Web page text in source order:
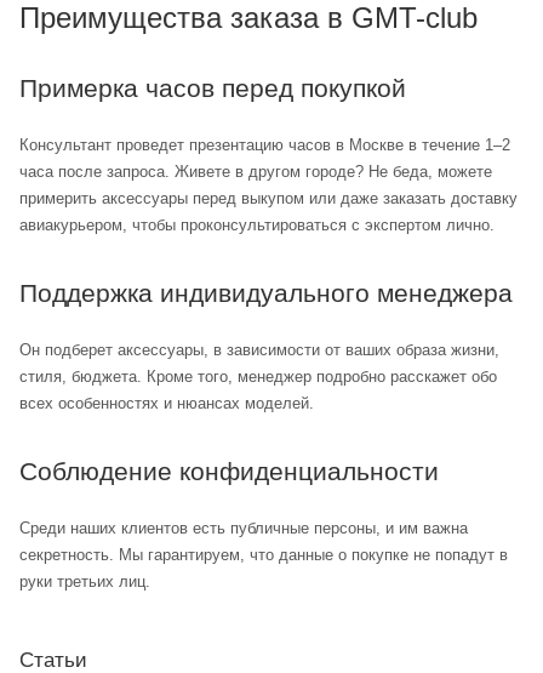
Преимущества заказа в GMT-club
Примерка часов перед покупкой
Консультант проведет презентацию часов в Москве в течение 1–2
часа после запроса. Живете в другом городе? Не беда, можете
примерить аксессуары перед выкупом или даже заказать доставку
авиакурьером, чтобы проконсультироваться с экспертом лично.
Поддержка индивидуального менеджера
Он подберет аксессуары, в зависимости от ваших образа жизни,
стиля, бюджета. Кроме того, менеджер подробно расскажет обо
всех особенностях и нюансах моделей.
Соблюдение конфиденциальности
Среди наших клиентов есть публичные персоны, и им важна
секретность. Мы гарантируем, что данные о покупке не попадут в
руки третьих лиц.
Статьи